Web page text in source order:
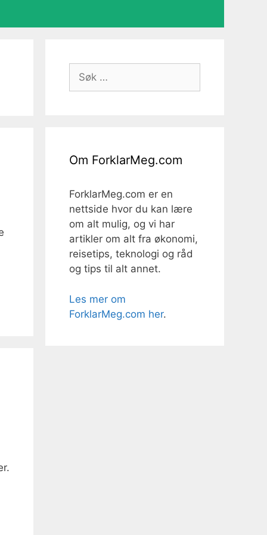
Søk
etter:
Om ForklarMeg.com
ForklarMeg.com er en
nettside hvor du kan lære
om alt mulig, og vi har
artikler om alt fra økonomi,
reisetips, teknologi og råd
og tips til alt annet.
Les mer om
ForklarMeg.com her.